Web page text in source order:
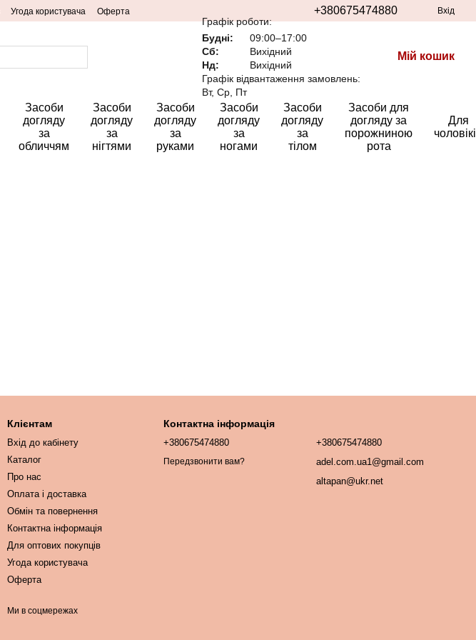
Угода користувача Оферта +380675474880 Вхід
Графік роботи:
Будні:
09:00–17:00
Сб:
Вихідний
Нд:
Вихідний
Графік відвантаження замовлень:
Вт, Ср, Пт
Мій кошик
Засоби
догляду
за
обличчям
Засоби
догляду
за
нігтями
Засоби
догляду
за
руками
Засоби
догляду
за
ногами
Засоби
догляду
за
тілом
Засоби для
догляду за
порожниною
рота
Для
Клієнтам
Вхід до кабінету
Каталог
Про нас
Оплата і доставка
Обмін та повернення
Контактна інформація
Для оптових покупців
Угода користувача
Оферта
Ми в соцмережах
Контактна інформація
+380675474880
Передзвонити вам?
+380675474880
adel.com.ua1@gmail.com
altapan@ukr.net